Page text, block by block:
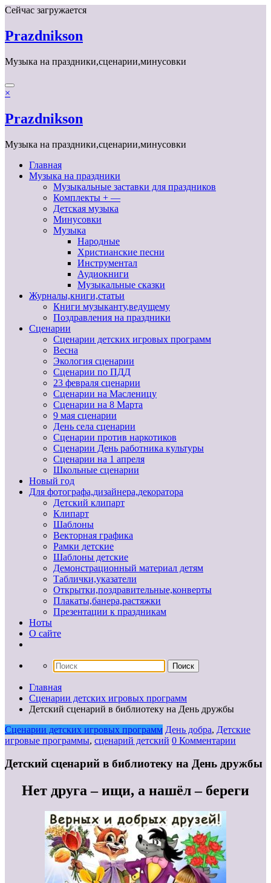
Перейти
содержимому
Сейчас загружается
Prazdnikson
Музыка на праздники,сценарии,минусовки
×
Prazdnikson
Музыка на праздники,сценарии,минусовки
Главная
Музыка на праздники
Музыкальные заставки для праздников
Комплекты + —
Детская музыка
Минусовки
Музыка
Народные
Христианские песни
Инструментал
Аудиокниги
Музыкальные сказки
Журналы,книги,статьи
Книги музыканту,ведущему
Поздравления на праздники
Сценарии
Сценарии детских игровых программ
Весна
Экология сценарии
Сценарии по ПДД
23 февраля сценарии
Сценарии на Масленицу
Сценарии на 8 Марта
9 мая сценарии
День села сценарии
Сценарии против наркотиков
Сценарии День работника культуры
Сценарии на 1 апреля
Школьные сценарии
Новый год
Для фотографа,дизайнера,декоратора
Детский клипарт
Клипарт
Шаблоны
Векторная графика
Рамки детские
Шаблоны детские
Демонстрационный материал детям
Таблички,указатели
Открытки,поздравительные,конверты
Плакаты,банера,растяжки
Презентации к праздникам
Ноты
О сайте
Главная
Сценарии детских игровых программ
Детский сценарий в библиотеку на День дружбы
Сценарии детских игровых программ День добра, Детские
игровые программы, сценарий детский 0 Комментарии
Детский сценарий в библиотеку на День дружбы
Нет друга – ищи, а нашёл – береги